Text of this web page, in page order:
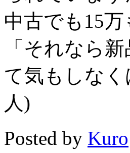
中古でも15
「それなら
て気もしな
人)
Posted by Kuro